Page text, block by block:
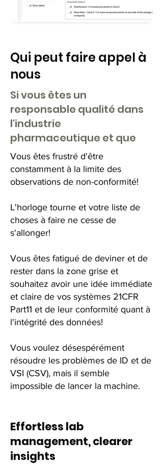
Qui peut faire appel à
nous
Si vous êtes un
responsable qualité dans
l'industrie
pharmaceutique et que
Vous êtes frustré d'être
constamment à la limite des
observations de non-conformité!
L'horloge tourne et votre liste de
choses à faire ne cesse de
s'allonger!
Vous êtes fatigué de deviner et de
rester dans la zone grise et
souhaitez avoir une idée immédiate
et claire de vos systèmes 21CFR
Part11 et de leur conformité quant à
l'intégrité des données!
Vous voulez désespérément
résoudre les problèmes de ID et de
VSI (CSV), mais il semble
impossible de lancer la machine.
Effortless lab
management, clearer
insights